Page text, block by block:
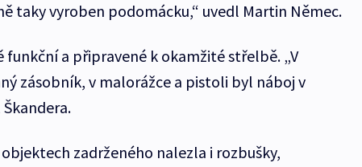
taky vyroben podomácku,“ uvedl Martin Němec.
funkční a připravené k okamžité střelbě. „V
zásobník, v malorážce a pistoli byl náboj v
zadrženého nalezla i rozbušky,